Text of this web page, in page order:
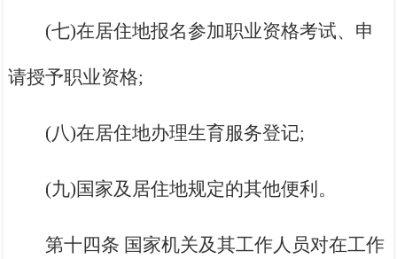
(七)在居住地报名参加职业资格考试、申
请授予职业资格;
(八)在居住地办理生育服务登记;
(九)国家及居住地规定的其他便利。
第十四条 国家机关及其工作人员对在工作